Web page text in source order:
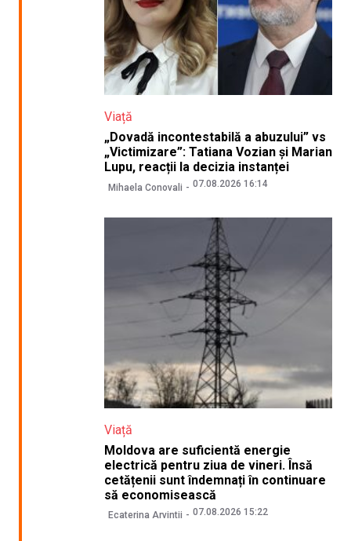
Viață
„Dovadă incontestabilă a abuzului” vs
„Victimizare”: Tatiana Vozian și Marian
Lupu, reacții la decizia instanței
Mihaela Conovali 07.08.2026 16:14
Viață
Moldova are suficientă energie
electrică pentru ziua de vineri. Însă
cetățenii sunt îndemnați în continuare
să economisească
Ecaterina Arvintii 07.08.2026 15:22